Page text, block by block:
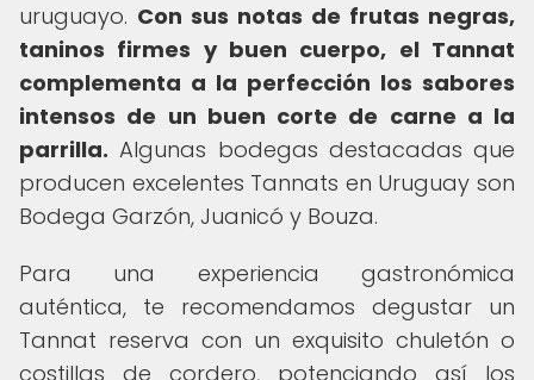
uruguayo. Con sus notas de frutas negras,
taninos firmes y buen cuerpo, el Tannat
complementa a la perfección los sabores
intensos de un buen corte de carne a la
parrilla. Algunas bodegas destacadas que
producen excelentes Tannats en Uruguay son
Bodega Garzón, Juanicó y Bouza.
Para una experiencia gastronómica
auténtica, te recomendamos degustar un
Tannat reserva con un exquisito chuletón o
costillas de cordero, potenciando así los